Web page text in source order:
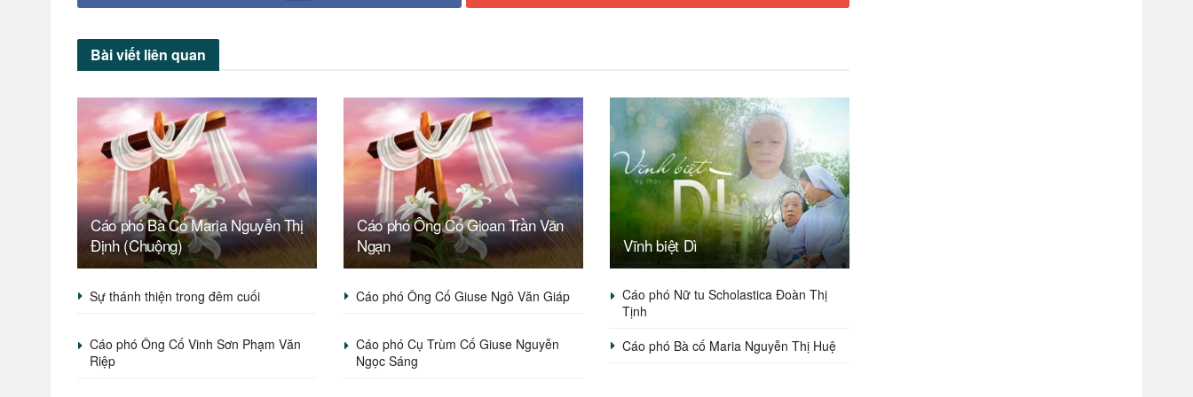
Bài viết liên quan
Cáo phó Bà Cố Maria Nguyễn Thị
Định (Chuộng)
Cáo phó Ông Cố Gioan Trần Văn
Ngạn
Vĩnh biệt Dì
Sự thánh thiện trong đêm cuối Cáo phó Ông Cố Giuse Ngô Văn Giáp
Cáo phó Nữ tu Scholastica Đoàn Thị
Tịnh
Cáo phó Ông Cố Vinh Sơn Phạm Văn
Riệp
Cáo phó Cụ Trùm Cố Giuse Nguyễn
Ngọc Sáng
Cáo phó Bà cố Maria Nguyễn Thị Huệ